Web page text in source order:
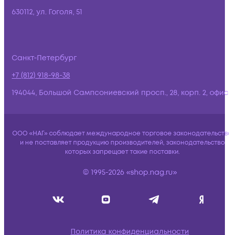
630112, ул. Гоголя, 51
Санкт-Петербург
+7 (812) 918-98-38
194044, Большой Сампсониевский просп., 28, корп. 2,
ООО «НАГ» соблюдает международное торговое
и не поставляет продукцию производителей, законодательство
которых запрещает такие поставки.
© 1995-2026 «shop.nag.ru»
Политика конфиденциальности